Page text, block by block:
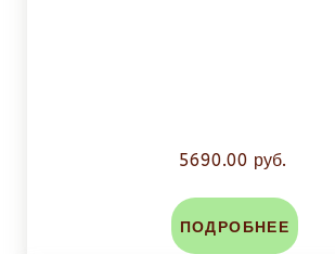
5690.00 руб.
ПОДРОБНЕЕ